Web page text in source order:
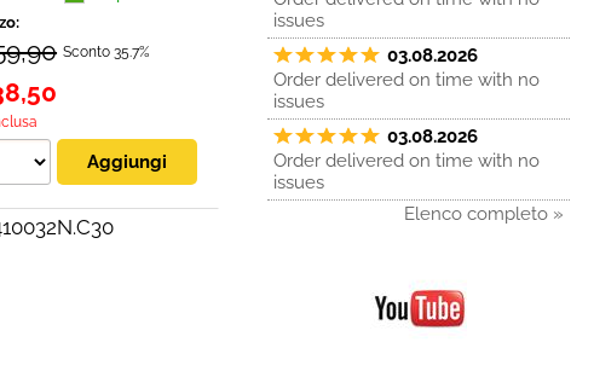
Sconto 35.7%
issues
03.08.2026
Order delivered on time with no
issues
03.08.2026
Order delivered on time with no
issues
Elenco completo »